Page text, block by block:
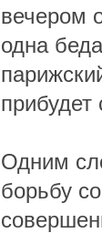
вечером
одна
Одним
борьбу